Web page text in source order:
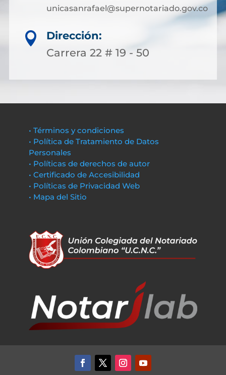
unicasanrafael@supernotariado.gov.co

Dirección:
Carrera 22 # 19 - 50
• Términos y condiciones
• Política de Tratamiento de Datos
Personales
• Políticas de derechos de autor
• Certificado de Accesibilidad
• Políticas de Privacidad Web
• Mapa del Sitio